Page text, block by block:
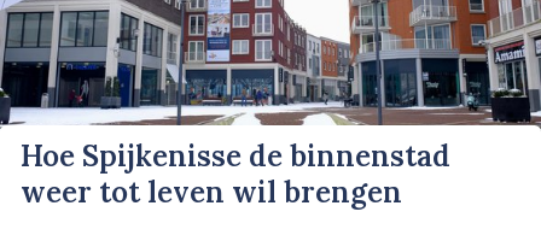
Hoe Spijkenisse de binnenstad
weer tot leven wil brengen